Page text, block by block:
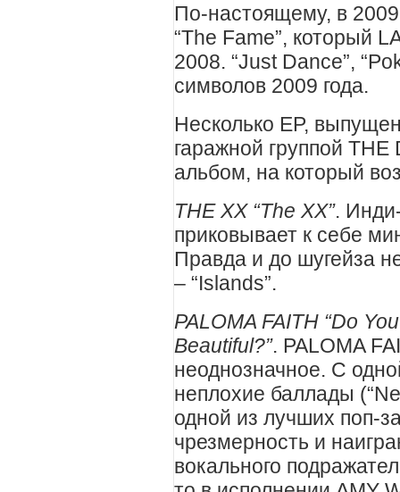
По-настоящему, в
“The Fame”, который
2008. “Just Dance”,
символов 2009 года.
Несколько EP,
гаражной группой
альбом, на который
THE XX “The XX”.
приковывает к себе
Правда и до шугейза
– “Islands”.
PALOMA FAITH “Do
Beautiful?”. PALOMA
неоднозначное. С
неплохие баллады
одной из лучших поп-
чрезмерность и
вокального